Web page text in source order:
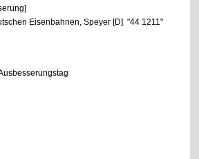
Eisenbahnen, Speyer [D] "44 1211"